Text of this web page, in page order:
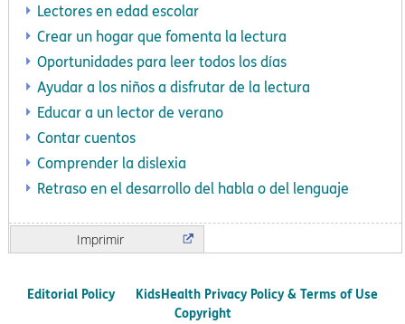
Lectores en edad escolar
Crear un hogar que fomenta la lectura
Oportunidades para leer todos los días
Ayudar a los niños a disfrutar de la lectura
Educar a un lector de verano
Contar cuentos
Comprender la dislexia
Retraso en el desarrollo del habla o del lenguaje
Imprimir
Editorial Policy
KidsHealth Privacy Policy & Terms of Use
Copyright